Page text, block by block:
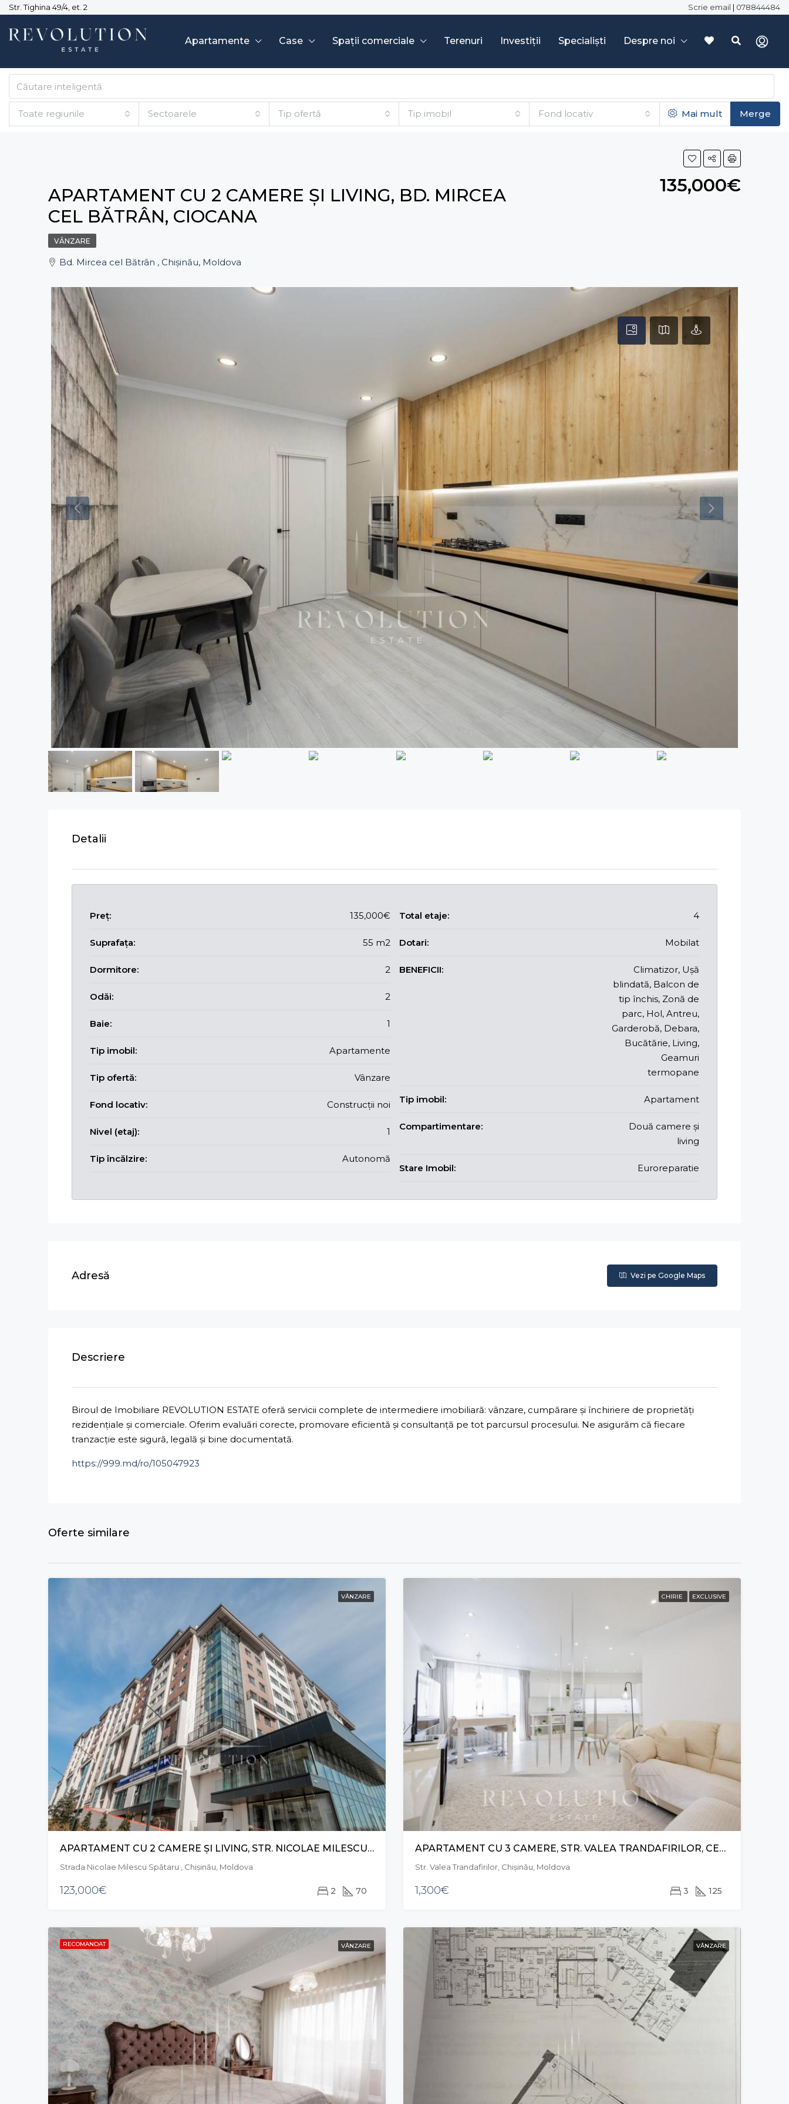
Str. Tighina 49/4, et. 2 Scrie email | 078844484
Apartamente Case Spații comerciale Terenuri Investiții Specialiști Despre noi
Toate regiunile Sectoarele Tip ofertă Tip imobil Fond locativ Mai mult Merge
APARTAMENT CU 2 CAMERE ȘI LIVING, BD. MIRCEA
CEL BĂTRÂN, CIOCANA
135,000€
VÂNZARE
Bd. Mircea cel Bătrân , Chișinău, Moldova
Detalii
Preț: 135,000€
Suprafața: 55 m2
Dormitore: 2
Odăi: 2
Baie: 1
Tip imobil: Apartamente
Tip ofertă: Vânzare
Fond locativ: Construcții noi
Nivel (etaj): 1
Tip încălzire: Autonomă
Total etaje: 4
Dotari: Mobilat
BENEFICII:
Climatizor, Ușă
blindată, Balcon de
tip închis, Zonă de
parc, Hol, Antreu,
Garderobă, Debara,
Bucătărie, Living,
Geamuri
termopane
Tip imobil: Apartament
Compartimentare:
Două camere și
living
Stare Imobil: Euroreparatie
Adresă Vezi pe Google Maps
Descriere
Biroul de Imobiliare REVOLUTION ESTATE oferă servicii complete de intermediere imobiliară: vânzare, cumpărare și închiriere de proprietăți
rezidențiale și comerciale. Oferim evaluări corecte, promovare eficientă și consultanță pe tot parcursul procesului. Ne asigurăm că fiecare
tranzacție este sigură, legală și bine documentată.
https://999.md/ro/105047923
Oferte similare
VÂNZARE
APARTAMENT CU 2 CAMERE ȘI LIVING, STR. NICOLAE MILESCU SPĂTARU
Strada Nicolae Milescu Spătaru , Chișinău, Moldova
123,000€ 2 70
CHIRIE EXCLUSIVE
APARTAMENT CU 3 CAMERE, STR. VALEA TRANDAFIRILOR, CENTRU
Str. Valea Trandafirilor, Chișinău, Moldova
1,300€ 3 125
RECOMANDAT VÂNZARE VÂNZARE